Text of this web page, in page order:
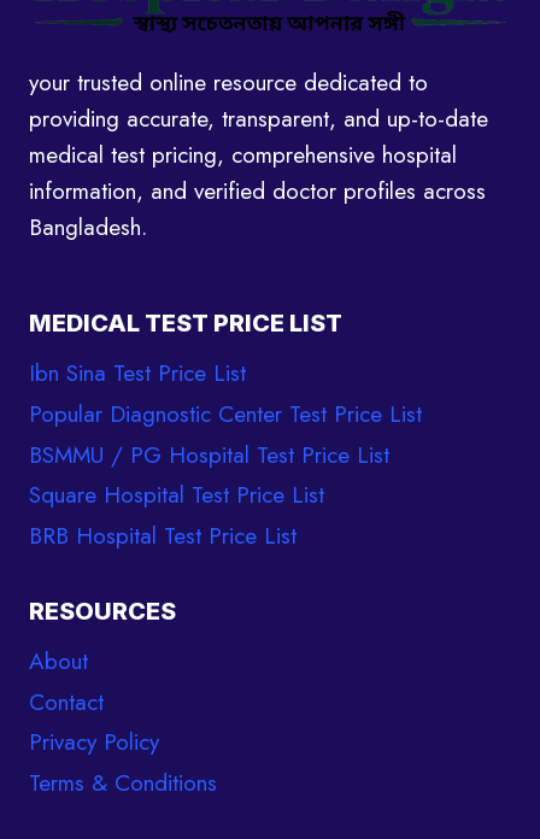
your trusted online resource dedicated to
providing accurate, transparent, and up-to-date
medical test pricing, comprehensive hospital
information, and verified doctor profiles across
Bangladesh.
MEDICAL TEST PRICE LIST
Ibn Sina Test Price List
Popular Diagnostic Center Test Price List
BSMMU / PG Hospital Test Price List
Square Hospital Test Price List
BRB Hospital Test Price List
RESOURCES
About
Contact
Privacy Policy
Terms & Conditions